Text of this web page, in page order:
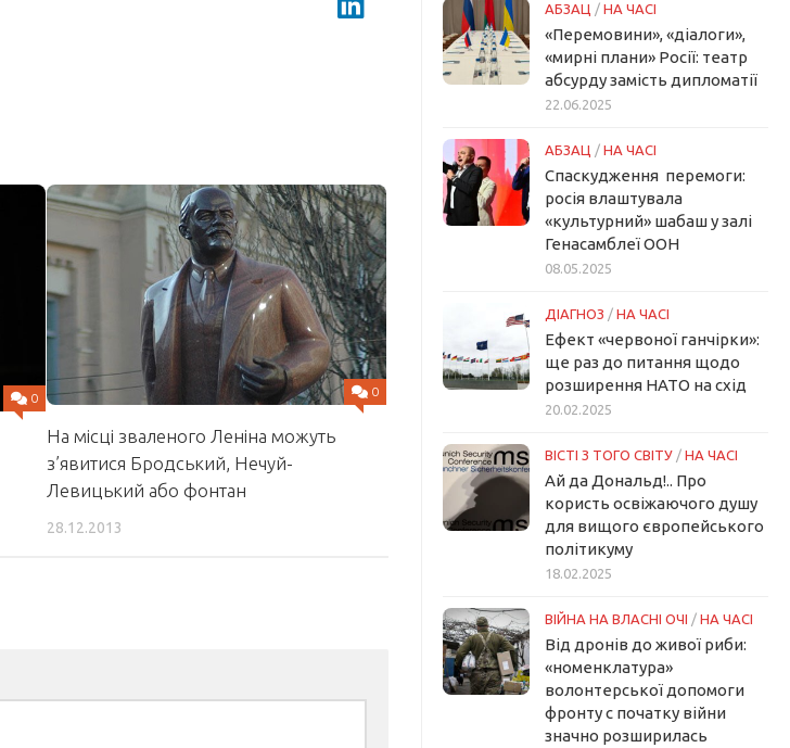
0 0
На місці зваленого Леніна можуть
з’явитися Бродський, Нечуй-
Левицький або фонтан
28.12.2013
АБЗАЦ / НА ЧАСІ
«Перемовини», «діалоги»,
«мирні плани» Росії: театр
абсурду замість дипломатії
22.06.2025
АБЗАЦ / НА ЧАСІ
Спаскудження перемоги:
росія влаштувала
«культурний» шабаш у залі
Генасамблеї ООН
08.05.2025
ДІАГНОЗ / НА ЧАСІ
Ефект «червоної ганчірки»:
ще раз до питання щодо
розширення НАТО на схід
20.02.2025
ВІСТІ З ТОГО СВІТУ / НА ЧАСІ
Ай да Дональд!.. Про
користь освіжаючого душу
для вищого європейського
політикуму
18.02.2025
ВІЙНА НА ВЛАСНІ ОЧІ / НА ЧАСІ
Від дронів до живої риби:
«номенклатура»
волонтерської допомоги
фронту с початку війни
значно розширилась